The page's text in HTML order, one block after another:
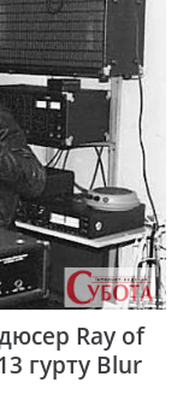
Ray of
гурту Blur